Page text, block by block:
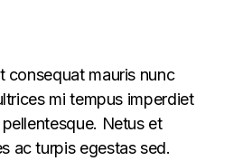
consequat mauris nunc
mi tempus imperdiet
Netus et
ac turpis egestas sed.